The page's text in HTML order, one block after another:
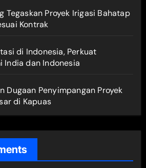
Tegaskan Proyek Irigasi Bahatap
Kontrak
di Indonesia, Perkuat
India dan Indonesia
Dugaan Penyimpangan Proyek
di Kapuas